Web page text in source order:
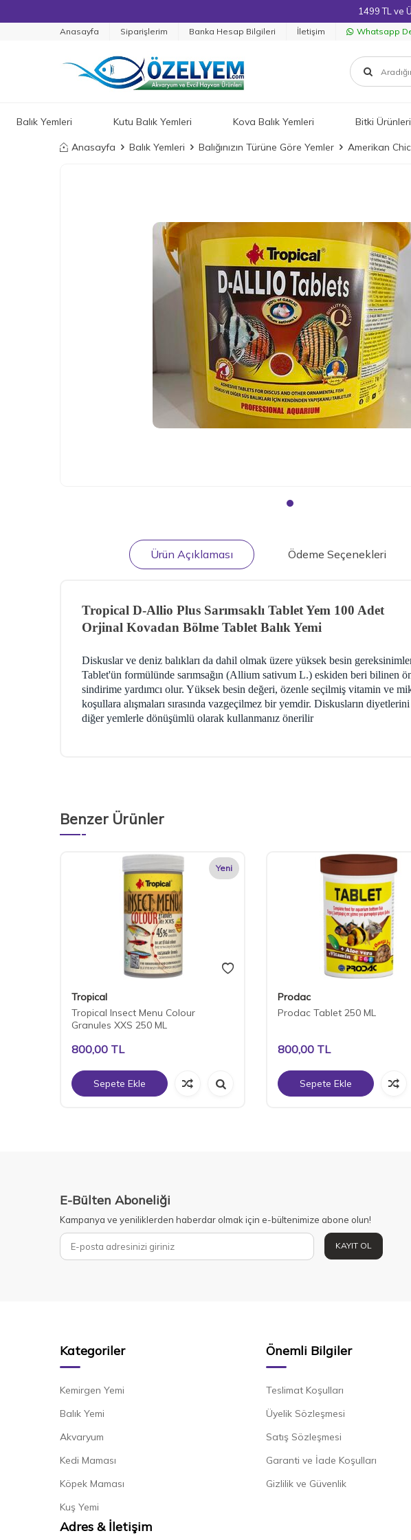
1499 TL ve
Anasayfa Siparişlerim Banka Hesap Bilgileri İletişim Whatsapp
Balık Yemleri Kutu Balık Yemleri Kova Balık Yemleri Bitki Ürünleri
Anasayfa Balık Yemleri Balığınızın Türüne Göre Yemler Amerikan
Ürün Açıklaması Ödeme Seçenekleri
Tropical D-Allio Plus Sarımsaklı Tablet Yem 100 Adet
Orjinal Kovadan Bölme Tablet Balık Yemi
Diskuslar ve deniz balıkları da dahil olmak üzere yüksek besin
Tablet'ün formülünde sarımsağın (Allium sativum L.) eskiden beri bilinen
sindirime yardımcı olur. Yüksek besin değeri, özenle seçilmiş vitamin ve
koşullara alışmaları sırasında vazgeçilmez bir yemdir. Diskusların
diğer yemlerle dönüşümlü olarak kullanmanız önerilir
Benzer Ürünler
Yeni
Tropical
Tropical Insect Menu Colour
Granules XXS 250 ML
800,00 TL
Sepete Ekle
Prodac
Prodac Tablet 250 ML
800,00 TL
Sepete Ekle
E-Bülten Aboneliği
Kampanya ve yeniliklerden haberdar olmak için e-bültenimize abone olun!
KAYIT OL
Kategoriler
Kemirgen Yemi
Balık Yemi
Akvaryum
Kedi Maması
Köpek Maması
Kuş Yemi
Önemli Bilgiler
Teslimat Koşulları
Üyelik Sözleşmesi
Satış Sözleşmesi
Garanti ve İade Koşulları
Gizlilik ve Güvenlik
Adres & İletişim